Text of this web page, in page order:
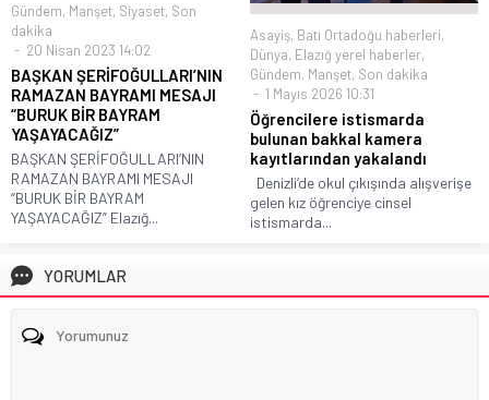
Gündem, Manşet, Siyaset, Son
dakika
20 Nisan 2023 14:02
BAŞKAN ŞERİFOĞULLARI’NIN
RAMAZAN BAYRAMI MESAJI
“BURUK BİR BAYRAM
YAŞAYACAĞIZ”
BAŞKAN ŞERİFOĞULLARI’NIN
RAMAZAN BAYRAMI MESAJI
“BURUK BİR BAYRAM
YAŞAYACAĞIZ” Elazığ...
Asayiş, Batı Ortadoğu haberleri,
Dünya, Elazığ yerel haberler,
Gündem, Manşet, Son dakika
1 Mayıs 2026 10:31
Öğrencilere istismarda
bulunan bakkal kamera
kayıtlarından yakalandı
Denizli’de okul çıkışında alışverişe
gelen kız öğrenciye cinsel
istismarda...
YORUMLAR